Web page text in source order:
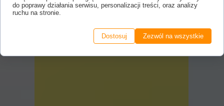
do poprawy działania serwisu, personalizacji treści, oraz analizy
ruchu na stronie.
Dostosuj Zezwól na wszystkie